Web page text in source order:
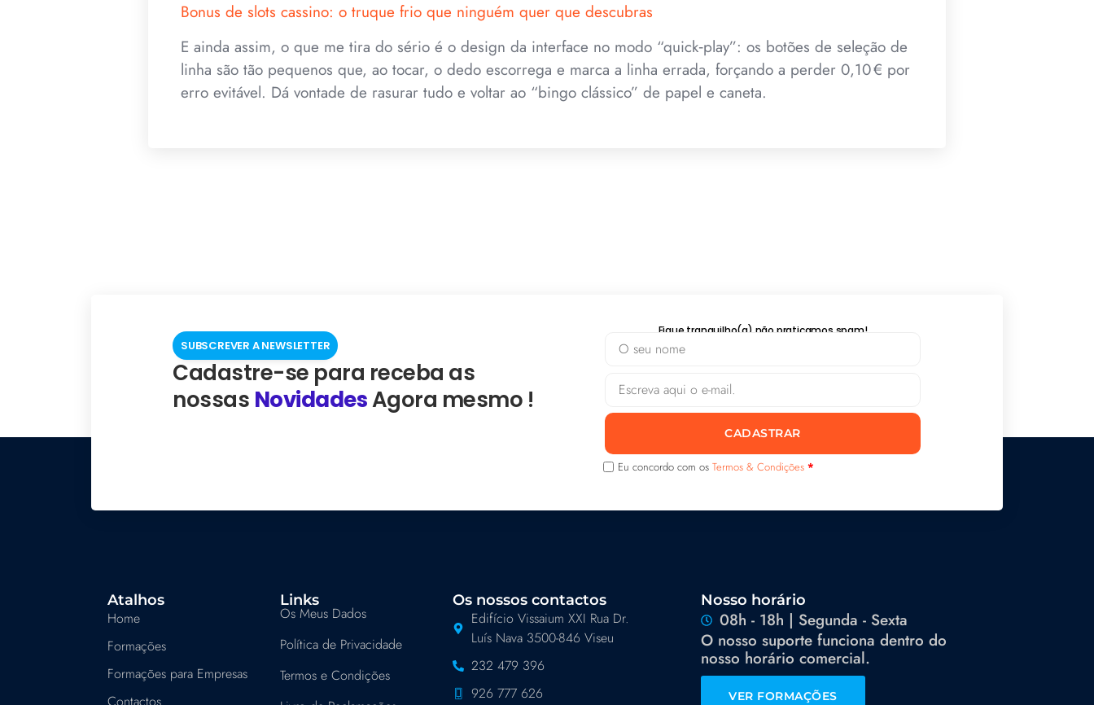
Bonus de slots cassino: o truque frio que ninguém quer que descubras
E ainda assim, o que me tira do sério é o design da interface no modo “quick‑play”: os botões de seleção de
linha são tão pequenos que, ao tocar, o dedo escorrega e marca a linha errada, forçando a perder 0,10 € por
erro evitável. Dá vontade de rasurar tudo e voltar ao “bingo clássico” de papel e caneta.
SUBSCREVER A NEWSLETTER
Cadastre-se para receba as
nossas NovidadesAgora mesmo !
Fique tranquilho(a) não praticamos spam!
CADASTRAR
Eu concordo com os Termos & Condições *
Atalhos
Home
Formações
Formações para Empresas
Links
Os Meus Dados
Política de Privacidade
Termos e Condições
Os nossos contactos
Edifício Vissaium XXI Rua Dr.
Luís Nava 3500-846 Viseu
232 479 396
926 777 626
Nosso horário
08h - 18h | Segunda - Sexta
O nosso suporte funciona dentro do
nosso horário comercial.
VER FORMAÇÕES